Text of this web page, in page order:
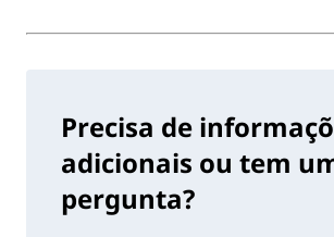
Precisa de
adicionais ou tem
pergunta?